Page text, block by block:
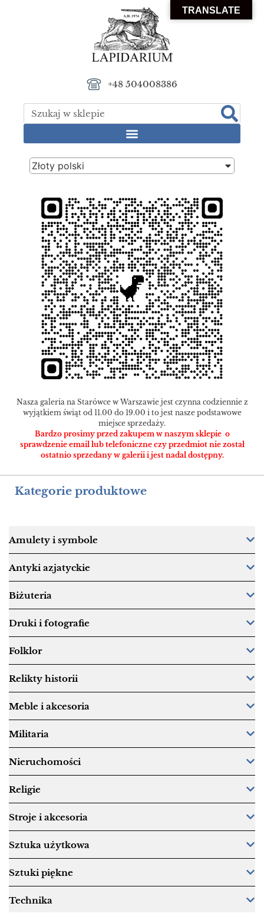
+48 504008386
Złoty polski
Nasza galeria na Starówce w Warszawie jest czynna codziennie z
wyjątkiem świąt od 11.00 do 19.00 i to jest nasze podstawowe
miejsce sprzedaży.
Bardzo prosimy przed zakupem w naszym sklepie o
sprawdzenie email lub telefoniczne czy przedmiot nie został
ostatnio sprzedany w galerii i jest nadal dostępny.
Kategorie produktowe
Amulety i symbole
Antyki azjatyckie
Biżuteria
Druki i fotografie
Folklor
Relikty historii
Meble i akcesoria
Militaria
Nieruchomości
Religie
Stroje i akcesoria
Sztuka użytkowa
Sztuki piękne
Technika
TRANSLATE